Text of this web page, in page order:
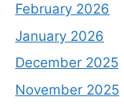
February 2026
January 2026
December 2025
November 2025